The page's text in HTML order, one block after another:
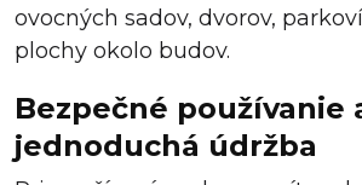
ovocných sadov, dvorov,
plochy okolo budov.
Bezpečné používanie
jednoduchá údržba